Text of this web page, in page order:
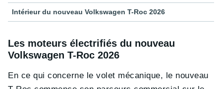
Intérieur du nouveau Volkswagen T-Roc 2026
Les moteurs électrifiés du nouveau
Volkswagen T-Roc 2026
En ce qui concerne le volet mécanique, le nouveau